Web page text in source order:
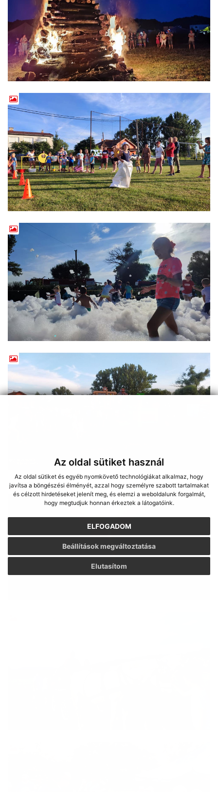
Az oldal sütiket használ
Az oldal sütiket és egyéb nyomkövető technológiákat alkalmaz, hogy
javítsa a böngészési élményét, azzal hogy személyre szabott tartalmakat
és célzott hirdetéseket jelenít meg, és elemzi a weboldalunk forgalmát,
hogy megtudjuk honnan érkeztek a látogatóink.
ELFOGADOM
Elutasítom
Beállítások megváltoztatása